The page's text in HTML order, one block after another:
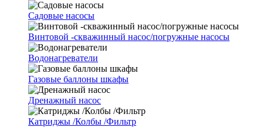
Cадовые насосы
Винтовой -скважинный насос/погружные насосы
Водонагреватели
Газовые баллоны шкафы
Дренажный насос
Катриджы /Колбы /Фильтр